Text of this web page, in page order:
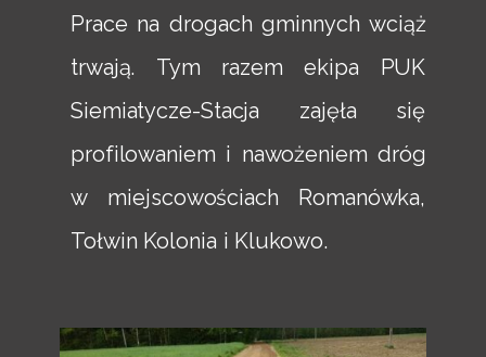
Prace na drogach gminnych wciąż
trwają. Tym razem ekipa PUK
Siemiatycze-Stacja zajęła się
profilowaniem i nawożeniem dróg
w miejscowościach Romanówka,
Tołwin Kolonia i Klukowo.